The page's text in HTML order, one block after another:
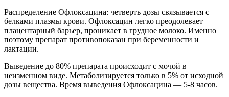
Распределение Офлоксацина: четверть дозы связывается с
белками плазмы крови. Офлоксацин легко преодолевает
плацентарный барьер, проникает в грудное молоко. Именно
поэтому препарат противопоказан при беременности и
лактации.
Выведение до 80% препарата происходит с мочой в
неизменном виде. Метаболизируется только в 5% от исходной
дозы вещества. Время выведения Офлоксацина — 5-8 часов.